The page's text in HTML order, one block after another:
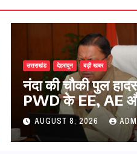
उत्तराखंड देहरादून बड़ी खबर
नंदा की चौकी पुल
PWD के EE, AE
निलंबित, सीएम धामी के
पर सख्त कार्रवाई
AUGUST 8, 2026